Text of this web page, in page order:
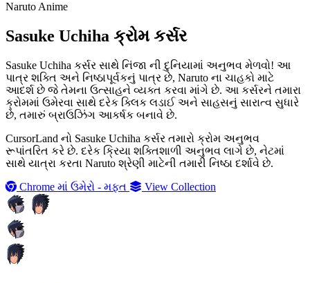
Naruto Anime
Sasuke Uchiha ક્રોમ કર્સર
Sasuke Uchiha કર્સર સાથે નિંજા ની દુનિયામાં અનુભવ મેળવો! આ
પાત્ર શક્તિ અને નિષ્ઠાપૂર્વકનું પાત્ર છે, Naruto ના ચાહકો માટે
આદર્શ છે જે તેમના ઉત્સાહને વ્યક્ત કરવા માંગે છે. આ કર્સરને તમારા
ક્રોમમાં ઉમેરવા સાથે દરેક ક્લિક લડાઈ અને સાહસનું સારાત્વ સુધારે
છે, તમારું બ્રાઉઝિંગ આકર્ષક બનાવે છે.
CursorLand નો Sasuke Uchiha કર્સર તમારો ક્રોમ અનુભવ
રૂપાંતરિત કરે છે. દરેક ક્રિયા શક્તિશાળી અનુભવ લાગે છે, નેટમાં
સાથે યાત્રા કરતા Naruto શ્રેણી માટેની તમારી નિષ્ઠા દર્શાવે છે.
Chrome માં ઉમેરો - મફત
View Collection